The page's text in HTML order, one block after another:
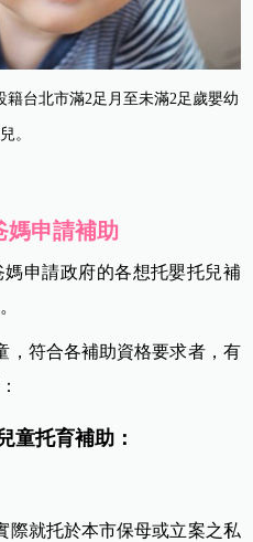
台北市滿2足月至未滿2足歲嬰幼
兒。
媽申請補助
申請政府的各想托嬰托兒補
，符合各補助資格要求者，有
童托育補助：
際就托於本市保母或立案之私